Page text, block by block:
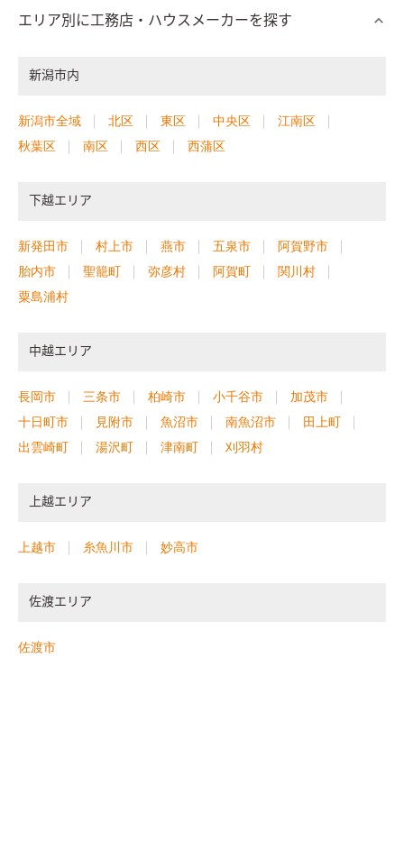
エリア別に工務店・ハウスメーカーを探す
新潟市内
新潟市全域 北区 東区 中央区
江南区
秋葉区
南区 西区 西蒲区
下越エリア
新発田市 村上市 燕市 五泉市
阿賀野市
胎内市
聖籠町 弥彦村 阿賀町
関川村
粟島浦村
中越エリア
長岡市 三条市 柏崎市 小千谷市
加茂市
十日町市
見附市 魚沼市 南魚沼市
田上町
出雲崎町
湯沢町 津南町 刈羽村
上越エリア
上越市 糸魚川市 妙高市
佐渡エリア
佐渡市